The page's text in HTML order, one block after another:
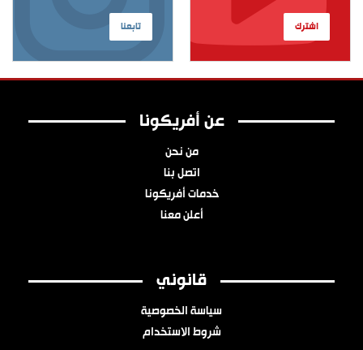
تابعنا اشترك
عن أفريكونا
من نحن
اتصل بنا
خدمات أفريكونا
أعلن معنا
قانوني
سياسة الخصوصية
شروط الاستخدام